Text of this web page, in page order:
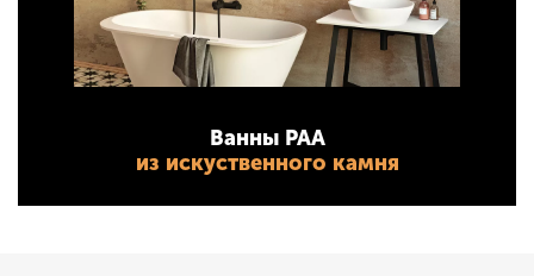
Ванны PAA
из искуственного камня